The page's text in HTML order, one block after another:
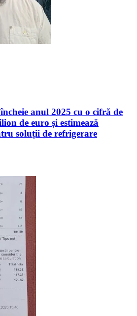
anul 2025 cu o cifră de
de euro și estimează
soluții de refrigerare